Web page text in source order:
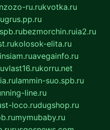
ru.rukvotka.ru
bezmorchin.ruia2.ru
kolosok-elita.ru
insiam.ruavegainfo.ru
vlast16.rukorru.net
lammin-suo.spb.ru
line.ru
loco.rudugshop.ru
mymubaby.ru